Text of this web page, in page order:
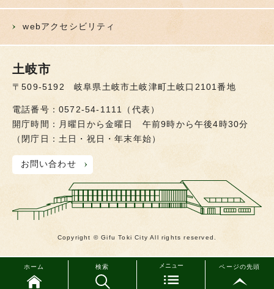
ホーム 検索 メニュー ページの先頭
webアクセシビリティ
土岐市
〒509-5192 岐阜県土岐市土岐津町土岐口2101番地
電話番号：0572-54-1111（代表）
開庁時間：月曜日から金曜日 午前9時から午後4時30分
（閉庁日：土日・祝日・年末年始）
お問い合わせ
Copyright © Gifu Toki City All rights reserved.